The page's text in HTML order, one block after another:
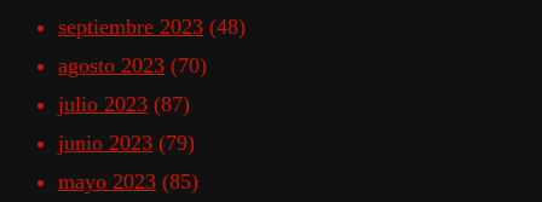
septiembre 2023 (48)
agosto 2023 (70)
julio 2023 (87)
junio 2023 (79)
mayo 2023 (85)